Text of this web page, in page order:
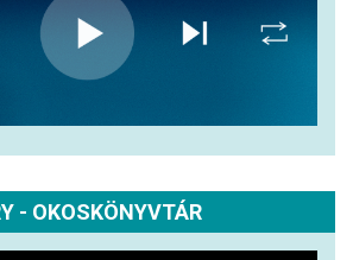
- OKOSKÖNYVTÁR